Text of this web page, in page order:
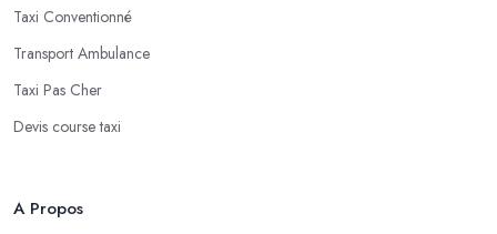
Taxi Conventionné
Transport Ambulance
Taxi Pas Cher
Devis course taxi
A Propos